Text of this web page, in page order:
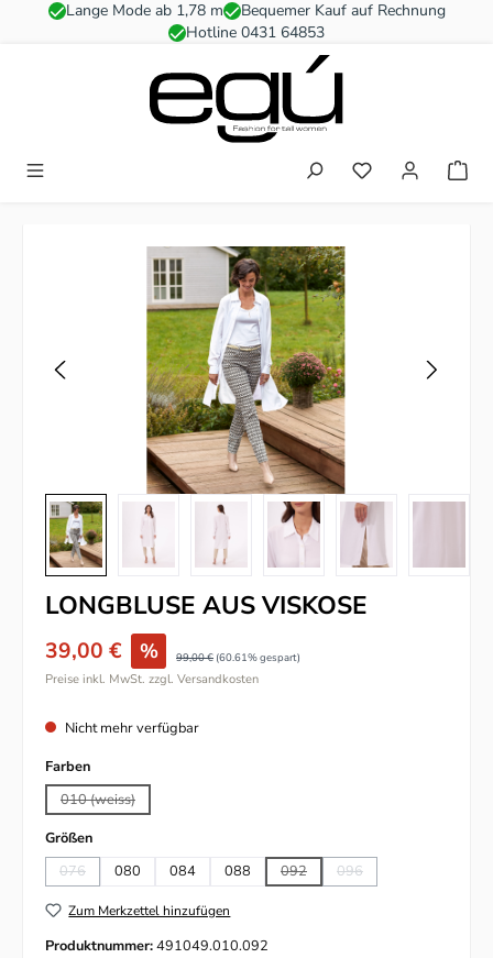
Zum Hauptinhalt springen
Lange Mode ab 1,78 m
Bequemer Kauf auf Rechnung
Hotline 0431 64853
Du hast 0
Bildergalerie überspringen
LONGBLUSE AUS VISKOSE
39,00 € % 99,00 € (60.61% gespart)
Preise inkl. MwSt. zzgl. Versandkosten
Nicht mehr verfügbar
Farbenauswählen
010 (weiss)(Diese Option ist zurzeit nicht verfügbar.)
Größenauswählen
076(Diese Option ist zurzeit nicht verfügbar.)
080 084 088 092(Diese Option ist zurzeit nicht
096(Diese Option ist zurzeit
Zum Merkzettel hinzufügen
Produktnummer:491049.010.092